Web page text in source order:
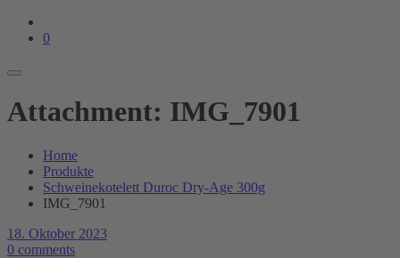
0
Attachment: IMG_7901
Home
Produkte
Schweinekotelett Duroc Dry-Age 300g
IMG_7901
18. Oktober 2023
0 comments